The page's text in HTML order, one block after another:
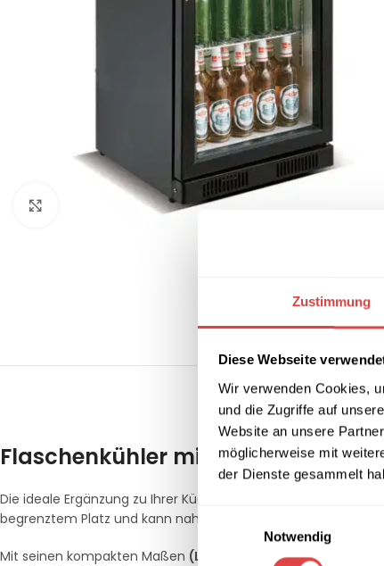
Zustimmung
Diese Webseite
Wir verwenden Cookies,
und die Zugriffe auf
Website an unsere
möglicherweise mit
der Dienste gesammelt
Einwilligungsauswahl
Notwendig
Klick zum Vergrößern
BESCHREIBUNG
Flaschenkühler mit Drehtür
Die ideale Ergänzung zu Ihrer Küchenausstattung, unser
begrenztem Platz und kann nahtlos in vorhandene
Mit seinen kompakten Maßen (L x T x H: 600 x 500 x 900 mm)